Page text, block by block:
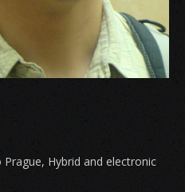
Hybrid and electronic